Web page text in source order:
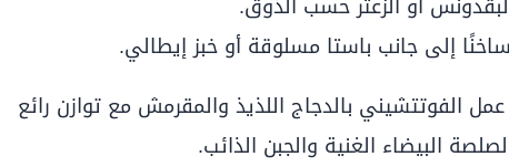
إلى جانب باستا مسلوقة أو خبز إيطالي.
الفوتتشيني بالدجاج اللذيذ والمقرمش مع توازن رائع
البيضاء الغنية والجبن الذائب.